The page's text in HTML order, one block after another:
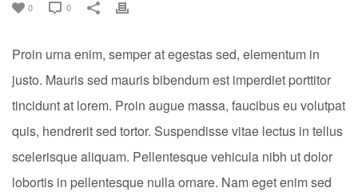
0 0
Proin urna enim, semper at egestas sed, elementum in
justo. Mauris sed mauris bibendum est imperdiet porttitor
tincidunt at lorem. Proin augue massa, faucibus eu volutpat
quis, hendrerit sed tortor. Suspendisse vitae lectus in tellus
scelerisque aliquam. Pellentesque vehicula nibh ut dolor
lobortis in pellentesque nulla ornare. Nam eget enim sed